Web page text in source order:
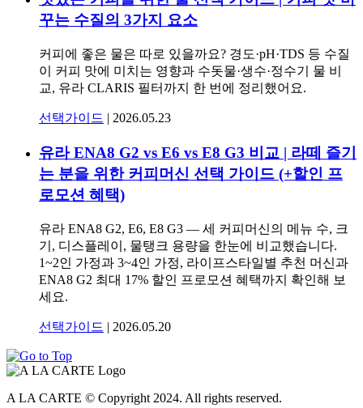
꾸는 수질의 3가지 요소
커피에 좋은 물은 따로 있을까요? 경도·pH·TDS 등 수질
이 커피 맛에 미치는 영향과 수돗물·생수·정수기 물 비
교, 유라 CLARIS 필터까지 한 번에 정리했어요.
선택가이드 | 2026.05.23
유라 ENA8 G2 vs E6 vs E8 G3 비교 | 라떼 즐기
는 분을 위한 커피머신 선택 가이드 (+할인 프
로모션 혜택)
유라 ENA8 G2, E6, E8 G3 — 세 커피머신의 메뉴 수, 크
기, 디스플레이, 물탱크 용량을 한눈에 비교했습니다.
1~2인 가정과 3~4인 가정, 라이프스타일별 추천 머신과
ENA8 G2 최대 17% 할인 프로모션 혜택까지 확인해 보
세요.
선택가이드 | 2026.05.20
A LA CARTE © Copyright 2024. All rights reserved.